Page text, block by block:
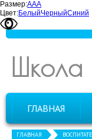
Размер:ААА
Цвет:БелыйЧерныйСиний
ГЛАВНАЯ
ГЛАВНАЯ